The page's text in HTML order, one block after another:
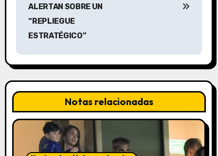
i
ó
d
ALERTAN SOBRE UN
“REPLIEGUE
ESTRATÉGICO”
Notas relacionadas